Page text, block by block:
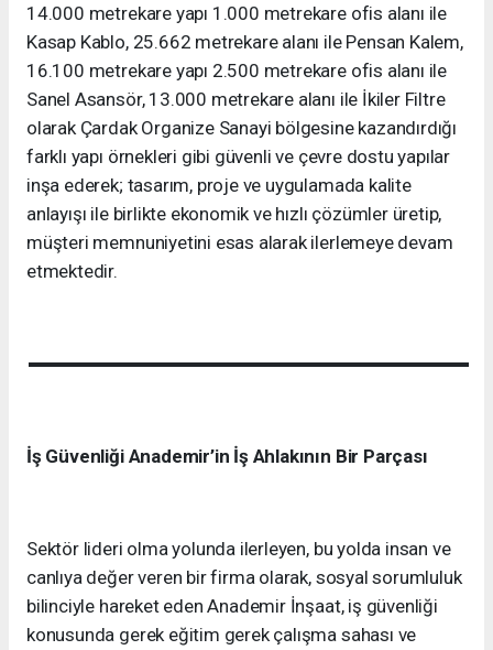
14.000 metrekare yapı 1.000 metrekare ofis alanı ile
Kasap Kablo, 25.662 metrekare alanı ile Pensan Kalem,
16.100 metrekare yapı 2.500 metrekare ofis alanı ile
Sanel Asansör, 13.000 metrekare alanı ile İkiler Filtre
olarak Çardak Organize Sanayi bölgesine kazandırdığı
farklı yapı örnekleri gibi güvenli ve çevre dostu yapılar
inşa ederek; tasarım, proje ve uygulamada kalite
anlayışı ile birlikte ekonomik ve hızlı çözümler üretip,
müşteri memnuniyetini esas alarak ilerlemeye devam
etmektedir.
İş Güvenliği Anademir’in İş Ahlakının Bir Parçası
Sektör lideri olma yolunda ilerleyen, bu yolda insan ve
canlıya değer veren bir firma olarak, sosyal sorumluluk
bilinciyle hareket eden Anademir İnşaat, iş güvenliği
konusunda gerek eğitim gerek çalışma sahası ve